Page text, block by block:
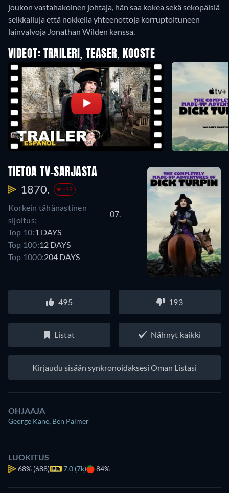
joukon vastahakoinen johtaja, hän saa kokea sekä sekopäisiä
seikkailuja että nokkelia yhteenottoja korruptoituneen
lainvalvoja Jonathan Wilden kanssa.
VIDEOT: TRAILERI, TEASER, KOOSTE
TIETOA TV-SARJASTA
1870. -19
Korkein tähänastinen
sijoitus:
07.
Top 10: 1 DAYS
Top 100:12 DAYS
Top 1000:204 DAYS
495 193
Listat Nähnyt kaikki
Kirjaudu sisään synkronoidaksesi Oman Listasi
OHJAAJA
George Kane, Ben Palmer
LUOKITUS
68% (688) 7.0 (7k) 84%